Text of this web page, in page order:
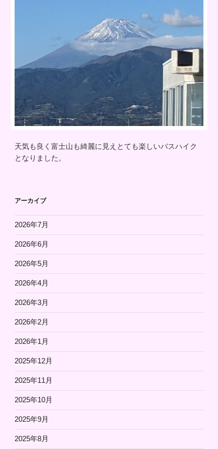
天気も良く富士山も綺麗に見えとても楽しいバスハイク
となりました。
アーカイブ
2026年7月
2026年6月
2026年5月
2026年4月
2026年3月
2026年2月
2026年1月
2025年12月
2025年11月
2025年10月
2025年9月
2025年8月